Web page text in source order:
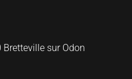
sur Odon